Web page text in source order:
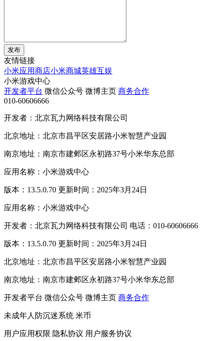
发布
友情链接
小米应用商店小米商城英雄互娱
小米游戏中心
开发者平台 微信公众号 微博主页 商务合作
010-60606666
开发者：北京瓦力网络科技有限公司
北京地址：北京市昌平区安居路小米智慧产业园
南京地址：南京市建邺区永初路37号小米华东总部
应用名称：小米游戏中心
版本：13.5.0.70 更新时间：2025年3月24日
应用名称：小米游戏中心
开发者：北京瓦力网络科技有限公司 电话：010-60606666
版本：13.5.0.70 更新时间：2025年3月24日
北京地址：北京市昌平区安居路小米智慧产业园
南京地址：南京市建邺区永初路37号小米华东总部
开发者平台 微信公众号 微博主页 商务合作
未成年人防沉迷系统 米币
用户应用权限 隐私协议 用户服务协议